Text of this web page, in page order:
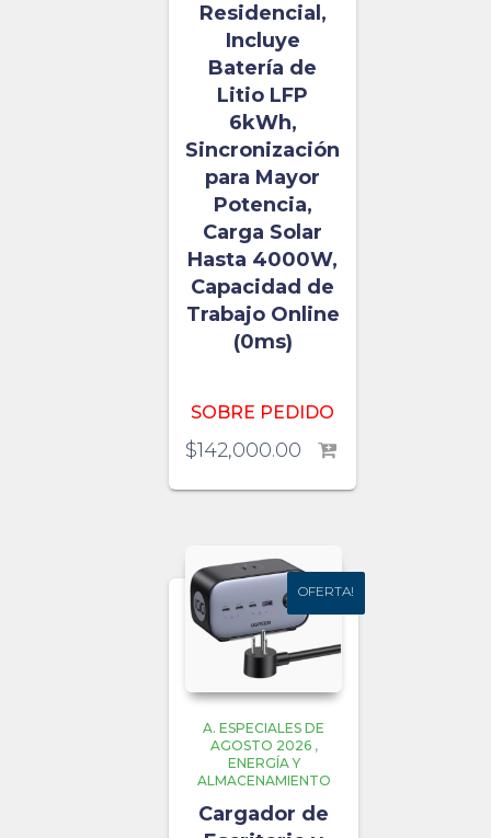
Residencial,
Incluye
Batería de
Litio LFP
6kWh,
Sincronización
para Mayor
Potencia,
Carga Solar
Hasta 4000W,
Capacidad de
Trabajo Online
(0ms)
SOBRE PEDIDO
$142,000.00
OFERTA!
OFERTA!
A. ESPECIALES DE
AGOSTO 2026,
ENERGÍA Y
ALMACENAMIENTO
Cargador de